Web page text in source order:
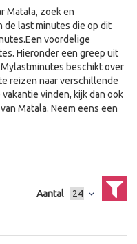
Matala, zoek en
de last minutes die op dit
voordelige
Hieronder een greep uit
beschikt over
reizen naar verschillende
vinden, kijk dan ook
Matala. Neem eens een
Aantal